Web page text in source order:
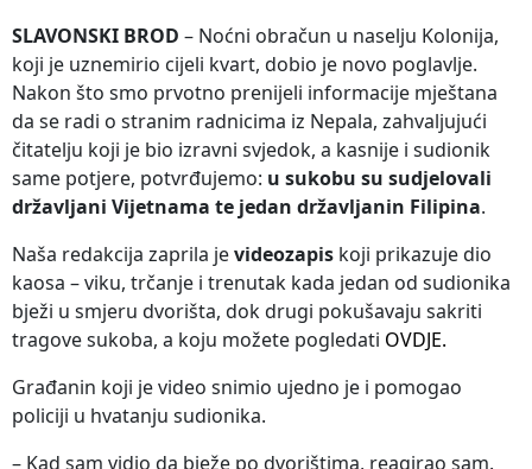
SLAVONSKI BROD – Noćni obračun u naselju Kolonija,
koji je uznemirio cijeli kvart, dobio je novo poglavlje.
Nakon što smo prvotno prenijeli informacije mještana
da se radi o stranim radnicima iz Nepala, zahvaljujući
čitatelju koji je bio izravni svjedok, a kasnije i sudionik
same potjere, potvrđujemo: u sukobu su sudjelovali
državljani Vijetnama te jedan državljanin Filipina.
Naša redakcija zaprila jevideozapis koji prikazuje dio
kaosa – viku, trčanje i trenutak kada jedan od sudionika
bježi u smjeru dvorišta, dok drugi pokušavaju sakriti
tragove sukoba, a koju možete pogledati OVDJE.
Građanin koji je video snimio ujedno je i pomogao
policiji u hvatanju sudionika.
– Kad sam vidio da bježe po dvorištima, reagirao sam.